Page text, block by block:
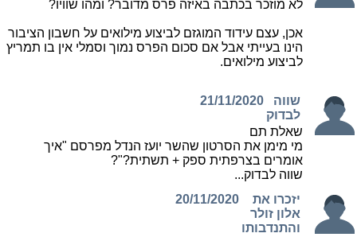
לא מוזכר בכתבה באיזה פרס מדובר? ומהו שוויו?
אכן, עצם עידוד המוגזם לביצוע מילואים על חשבון הציבור
הינו בעייתי אבל אם סכום הפרס נמוך וסמלי אין בו תמריץ
לביצוע מילואים.
שווה
לבדוק
21/11/2020
שאלת תם
מי מימן את הסרטון שהשר יועז הנדל מפרסם "איך
אומרים בצרפתית ספק + תשתית?"?
שווה לבדוק...
יזכרו את
אלון זולר
והתנדבותו
20/11/2020